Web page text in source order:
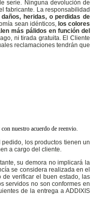
serie. Ninguna devolución de
fabricante. La responsabilidad
heridas, o perdidas de
sean idénticos, los colores
más pálidos en función del
ni tirada gratuita. El Cliente
reclamaciones tendrán que
nuestro acuerdo de reenvio.
los productos tienen un
a cargo del cliente.
su demora no implicará la
se considera realizada en el
de verificar el buen estado, las
servidos no son conformes en
de la entrega a ADDIXIS